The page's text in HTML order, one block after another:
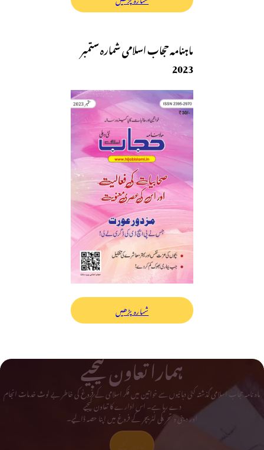
ماہنامہ حجاب اسلامی شمارہ ستمبر
2023
شمارہ پڑھیں
ہمارا تعاون کیجیے
ماہ نامہ حجاب اسلامی گذشتہ کئی دہائیوں سے خواتین میں فکر اسلامی کے فروغ کی خاطر بے لوث خدمات انجام
دے رہا ہے۔ اس ادارے کا تعاون کیجیے
اور دینی و تحریکی لٹریچر کے فروغ میں اپنا حصہ ڈالیے۔